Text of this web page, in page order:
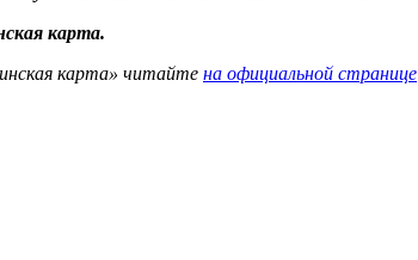
карта.
карта» читайте на официальной странице